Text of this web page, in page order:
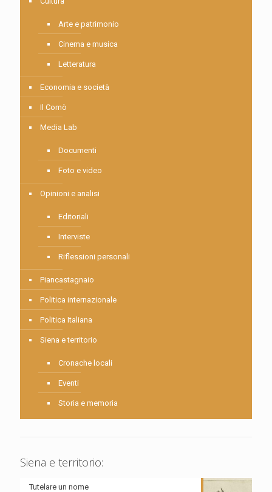
Arte e patrimonio
Cinema e musica
Letteratura
Economia e società
Il Comò
Media Lab
Documenti
Foto e video
Opinioni e analisi
Editoriali
Interviste
Riflessioni personali
Piancastagnaio
Politica internazionale
Politica Italiana
Siena e territorio
Cronache locali
Eventi
Storia e memoria
Siena e territorio:
Tutelare un nome